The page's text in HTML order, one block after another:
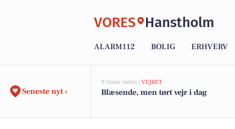
VORES Hanstholm
ALARM112 BOLIG ERHVERV
Seneste nyt ›
9 timer siden | VEJRET
Blæsende, men tørt vejr i dag